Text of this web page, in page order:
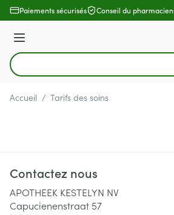
Aller au contenu
Paiements sécurisés Conseil du pharmacien
Menu
Rechercher
Accueil / Tarifs des soins
Contactez nous
APOTHEEK KESTELYN NV
Capucienenstraat 57